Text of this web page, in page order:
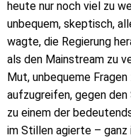
heute nur noch viel zu
unbequem, skeptisch,
wagte, die Regierung
als den Mainstream zu
Mut, unbequeme
aufzugreifen, gegen
zu einem der
im Stillen agierte – ganz